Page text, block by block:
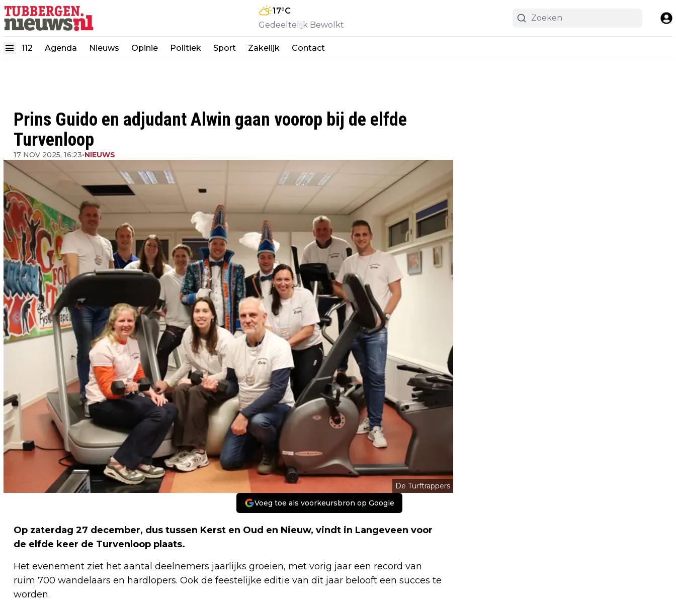
17°C
Gedeeltelijk Bewolkt
112 Agenda Nieuws Opinie Politiek Sport Zakelijk Contact
Prins Guido en adjudant Alwin gaan voorop bij de elfde
Turvenloop
17 NOV 2025, 16:23•NIEUWS
De Turftrappers
Voeg toe als voorkeursbron op Google
Op zaterdag 27 december, dus tussen Kerst en Oud en Nieuw, vindt in Langeveen voor
de elfde keer de Turvenloop plaats.
Het evenement ziet het aantal deelnemers jaarlijks groeien, met vorig jaar een record van
ruim 700 wandelaars en hardlopers. Ook de feestelijke editie van dit jaar belooft een succes te
worden.